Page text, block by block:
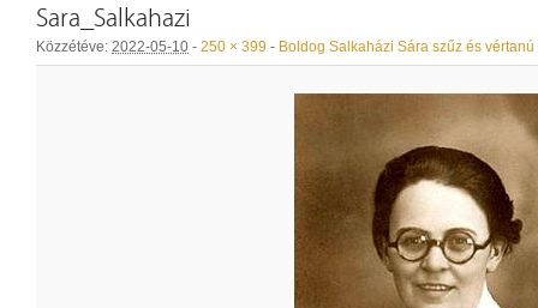
Sara_Salkahazi
Közzétéve: 2022-05-10 - 250 × 399 - Boldog Salkaházi Sára szűz és